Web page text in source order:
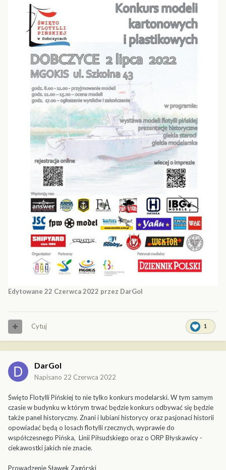
Edytowane 22 Czerwca 2022 przez DarGol
1
Cytuj
DarGol
Napisano 22 Czerwca 2022
Święto Flotylli Pińskiej to nie tylko konkurs modelarski. W tym samym
czasie w budynku w którym trwać będzie konkurs odbywać się będzie
także panel historyczny. Znani i lubiani historycy oraz pasjonaci historii
opowiadać będą o losach flotylli rzecznych, wyprawie do
współczesnego Pińska, Linii Piłsudskiego oraz o ORP Błyskawicy -
ciekawostki jakich nie znacie.
Prowadzenie Sławek Zagórski